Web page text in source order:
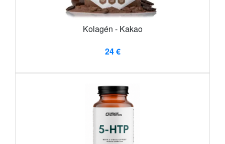
Kolagén - Kakao
24 €